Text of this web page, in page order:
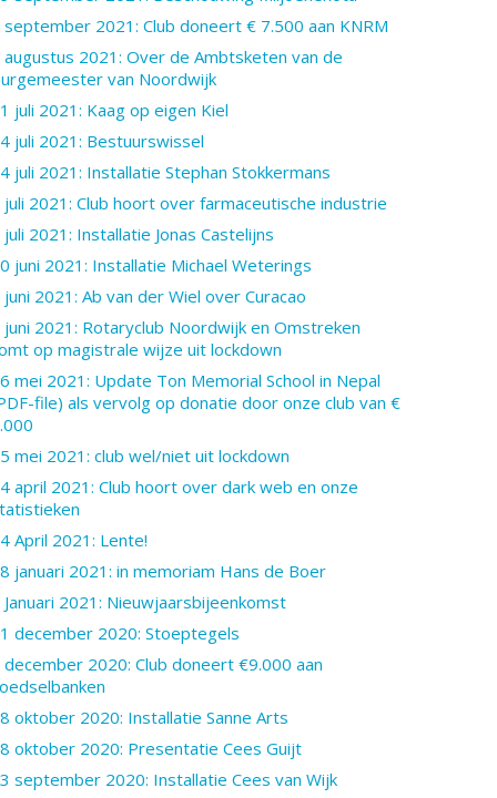
september 2021: Club doneert € 7.500 aan KNRM
augustus 2021: Over de Ambtsketen van de
van Noordwijk
juli 2021: Kaag op eigen Kiel
juli 2021: Bestuurswissel
juli 2021: Installatie Stephan Stokkermans
juli 2021: Club hoort over farmaceutische industrie
juli 2021: Installatie Jonas Castelijns
juni 2021: Installatie Michael Weterings
juni 2021: Ab van der Wiel over Curacao
juni 2021: Rotaryclub Noordwijk en Omstreken
op magistrale wijze uit lockdown
mei 2021: Update Ton Memorial School in Nepal
file) als vervolg op donatie door onze club van €
mei 2021: club wel/niet uit lockdown
april 2021: Club hoort over dark web en onze
April 2021: Lente!
januari 2021: in memoriam Hans de Boer
Januari 2021: Nieuwjaarsbijeenkomst
december 2020: Stoeptegels
december 2020: Club doneert €9.000 aan
oktober 2020: Installatie Sanne Arts
oktober 2020: Presentatie Cees Guijt
september 2020: Installatie Cees van Wijk